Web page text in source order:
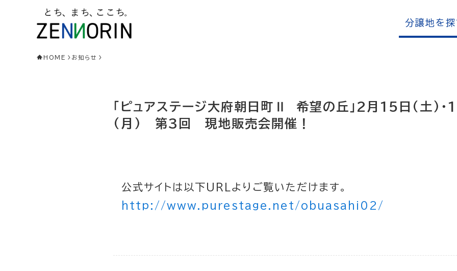
分譲地を探
HOME お知らせ
「ピュアステージ大府朝日町Ⅱ 希望の丘」2月15日(土)・
(月) 第3回 現地販売会開催！
公式サイトは以下URLよりご覧いただけます。
http://www.purestage.net/obuasahi02/